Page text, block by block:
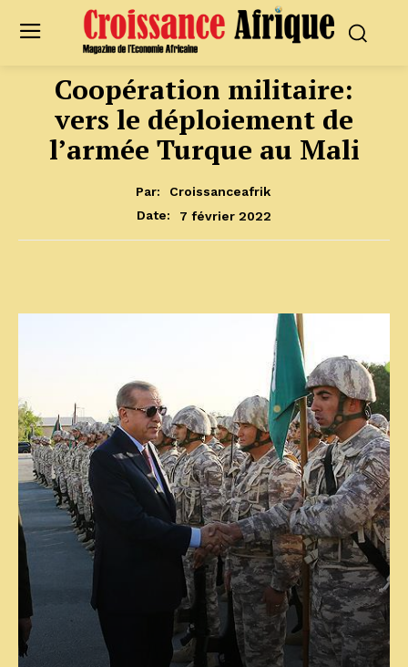
Coopération militaire:
vers le déploiement de
l’armée Turque au Mali
Par:
Croissanceafrik
Date:
7 février 2022